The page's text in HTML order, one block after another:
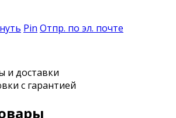
Pin Отпр. по эл. почте
и доставки
с гарантией